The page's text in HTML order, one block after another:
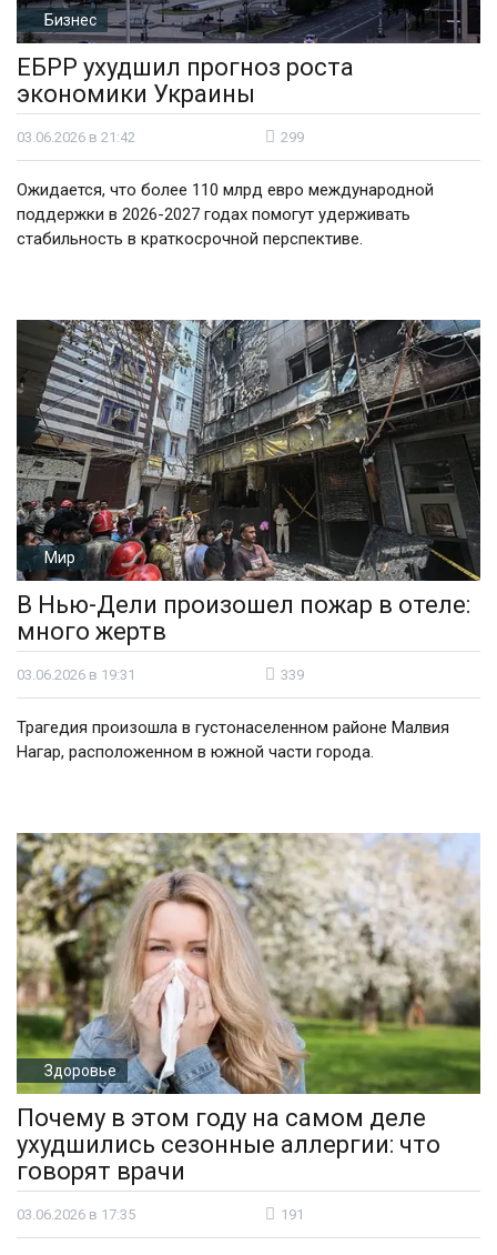
Бизнес
ЕБРР ухудшил прогноз роста
экономики Украины
03.06.2026 в 21:42 299
Ожидается, что более 110 млрд евро международной
поддержки в 2026-2027 годах помогут удерживать
стабильность в краткосрочной перспективе.
Мир
В Нью-Дели произошел пожар в отеле:
много жертв
03.06.2026 в 19:31 339
Трагедия произошла в густонаселенном районе Малвия
Нагар, расположенном в южной части города.
Здоровье
Почему в этом году на самом деле
ухудшились сезонные аллергии: что
говорят врачи
03.06.2026 в 17:35 191